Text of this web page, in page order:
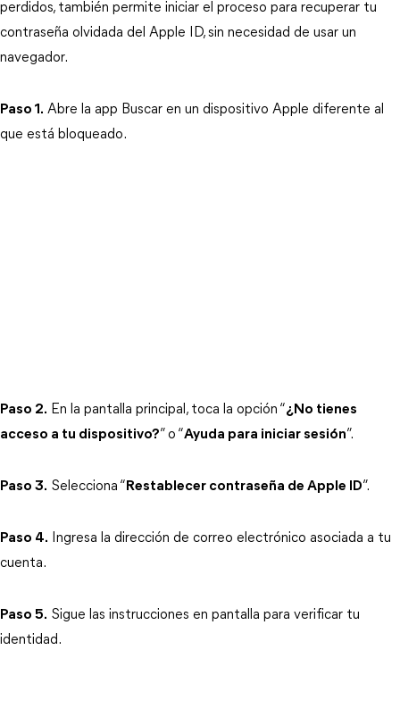
perdidos, también permite iniciar el proceso para recuperar tu
contraseña olvidada del Apple ID, sin necesidad de usar un
navegador.
Paso 1. Abre la app Buscar en un dispositivo Apple diferente al
que está bloqueado.
Paso 2. En la pantalla principal, toca la opción “¿No tienes
acceso a tu dispositivo?” o “Ayuda para iniciar sesión”.
Paso 3. Selecciona “ Restablecer contraseña de Apple ID”.
Paso 4. Ingresa la dirección de correo electrónico asociada a tu
cuenta.
Paso 5. Sigue las instrucciones en pantalla para verificar tu
identidad.